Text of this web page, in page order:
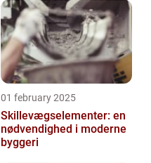
01 february 2025
Skillevægselementer: en
nødvendighed i moderne
byggeri